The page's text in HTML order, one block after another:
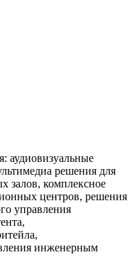
аудиовизуальные
решения для
залов, комплексное
центров, решения
управления
инженерным